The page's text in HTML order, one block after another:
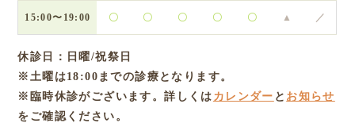
15:00〜19:00 〇 〇 〇 〇 〇 ▲ ／
休診日：日曜/祝祭日
※土曜は18:00までの診療となります。
※臨時休診がございます。詳しくは カレンダー と お知らせ
をご確認ください。